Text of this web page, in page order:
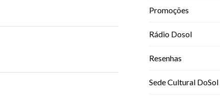
Promoções
Rádio Dosol
Resenhas
Sede Cultural DoSol